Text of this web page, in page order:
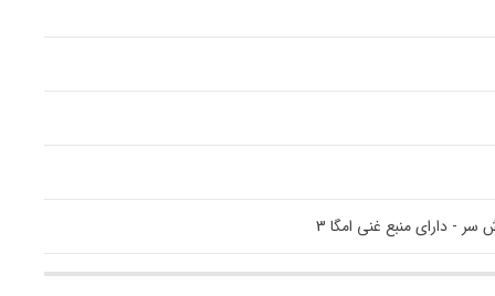
دارای منبع غنی امگا 3